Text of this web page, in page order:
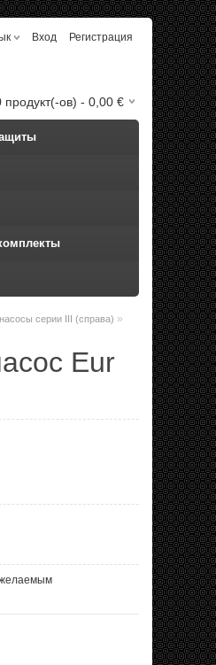
Вход Регистрация
продукт(-ов) - 0,00 €
серии III (справа) »
Eur